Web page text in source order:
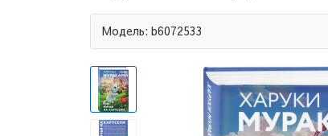
Модель: b6072533